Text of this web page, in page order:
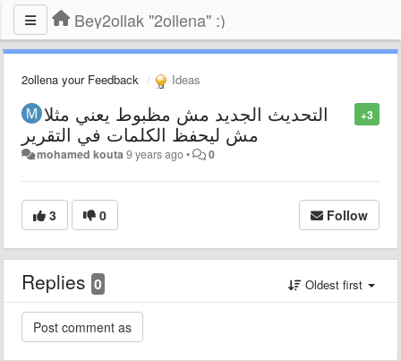
Bey2ollak "2ollena" :)
2ollena your Feedback Ideas
+3 التحديث الجديد مش مظبوط يعني مثلا
مش ليحفظ الكلمات في التقرير
mohamed kouta 9 years ago• 0
3 0 Follow
Replies 0 Oldest first